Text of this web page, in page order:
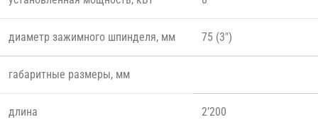
диаметр зажимного шпинделя, мм 75 (3″)
габаритные размеры, мм
длина 2’200